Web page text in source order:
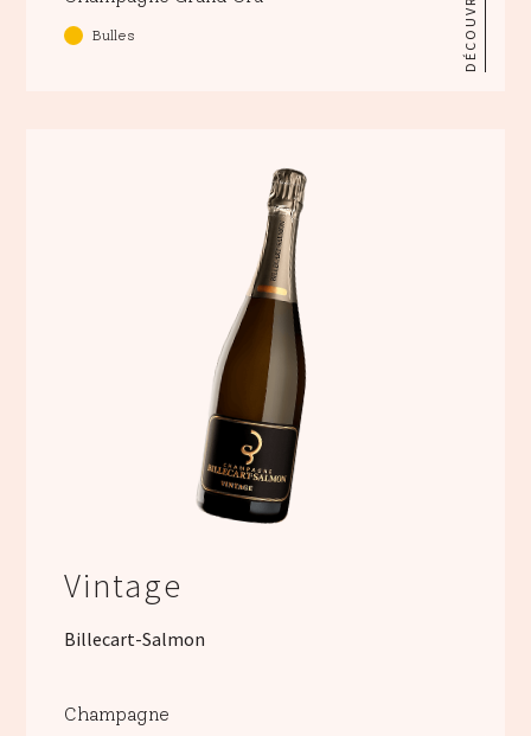
Bulles DÉCOUVRIR
Vintage
Billecart-Salmon
Champagne